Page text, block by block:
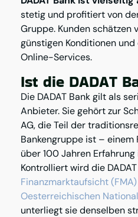
stetig und profitiert von
Gruppe. Kunden schätzen
günstigen Konditionen
Online-Services.
Ist die DADAT
Die DADAT Bank gilt als
Anbieter. Sie gehört zur
AG, die Teil der
Bankengruppe ist –
über 100 Jahren
Kontrolliert wird die
Finanzmarktaufsicht (FMA)
Oesterreichischen
unterliegt sie denselben